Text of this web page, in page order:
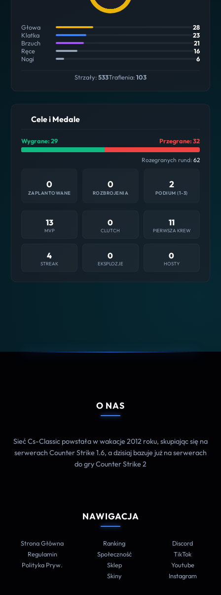
Głowa
28
Klatka
23
Brzuch
21
Ręce
16
Nogi
6
Strzały:533Trafienia:103
Cele i Medale
Wygrane: 29 Przegrane: 32
Rozegranych rund: 62
0
ZAPLANTOWANE
0
ROZBROJENIA
2
PODIUM (1-3)
13
MVP
0
CLUTCH
11
PIERWSZA KREW
4
STREAK
0
EKSPLOZJE
0
HOSTY
O NAS
Sieć Cs-Classic powstała w wakacje 2012 roku, skupiając się na
serwerach Counter Strike 1.6, a dzisiaj bazuje już na serwerach
do gry Counter Strike 2
NAWIGACJA
Strona Główna
Regulamin
Polityka Pryw.
Ranking
Społeczność
Sklep
Skiny
Discord
TikTok
Youtube
Instagram